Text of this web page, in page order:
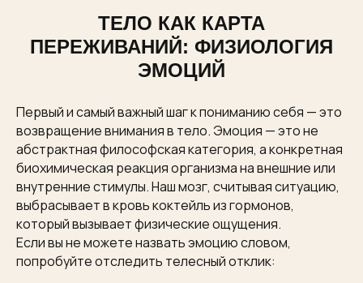
ТЕЛО КАК КАРТА
ПЕРЕЖИВАНИЙ: ФИЗИОЛОГИЯ
ЭМОЦИЙ
Первый и самый важный шаг к пониманию себя — это
возвращение внимания в тело. Эмоция — это не
абстрактная философская категория, а конкретная
биохимическая реакция организма на внешние или
внутренние стимулы. Наш мозг, считывая ситуацию,
выбрасывает в кровь коктейль из гормонов,
который вызывает физические ощущения.
Если вы не можете назвать эмоцию словом,
попробуйте отследить телесный отклик: